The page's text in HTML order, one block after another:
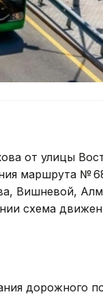
от улицы
маршрута №
Вишневой,
схема
дорожного